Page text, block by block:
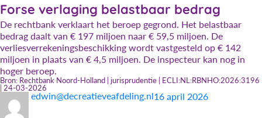
Forse verlaging belastbaar bedrag
De rechtbank verklaart het beroep gegrond. Het belastbaar
bedrag daalt van € 197 miljoen naar € 59,5 miljoen. De
verliesverrekeningsbeschikking wordt vastgesteld op € 142
miljoen in plaats van € 4,5 miljoen. De inspecteur kan nog in
hoger beroep.
Bron: Rechtbank Noord-Holland | jurisprudentie | ECLI:NL:RBNHO:2026:3196
| 24-03-2026
Auteur
edwin@decreatieveafdeling.nlGeplaatst
16 april 2026Categorieën